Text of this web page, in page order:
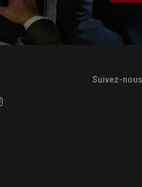
Suivez-